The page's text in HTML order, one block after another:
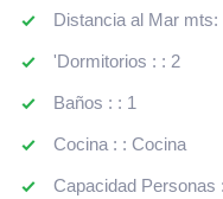
Distancia al Mar mts:
'Dormitorios : : 2
Baños : : 1
Cocina : : Cocina
Capacidad Personas